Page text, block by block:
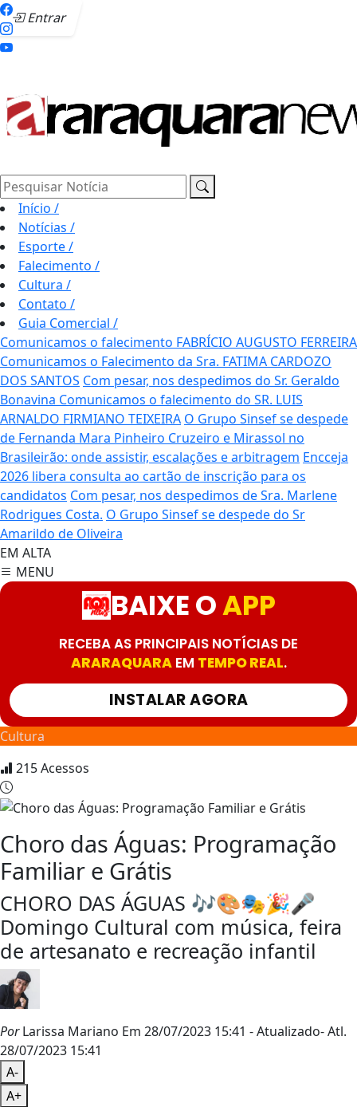
Entrar
Pesquisar Notícia
Início /
Notícias /
Esporte/
Falecimento /
Cultura /
Contato /
Guia Comercial /
Comunicamos o falecimento FABRÍCIO AUGUSTO FERREIRA
Comunicamos o Falecimento da Sra. FATIMA CARDOZO
DOS SANTOS Com pesar, nos despedimos do Sr. Geraldo
Bonavina Comunicamos o falecimento do SR. LUIS
ARNALDO FIRMIANO TEIXEIRA O Grupo Sinsef se despede
de Fernanda Mara Pinheiro Cruzeiro e Mirassol no
Brasileirão: onde assistir, escalações e arbitragem Encceja
2026 libera consulta ao cartão de inscrição para os
candidatos Com pesar, nos despedimos de Sra. Marlene
Rodrigues Costa. O Grupo Sinsef se despede do Sr
Amarildo de Oliveira
EM ALTA
MENU
BAIXE OAPP
RECEBA AS PRINCIPAIS NOTÍCIAS DE
ARARAQUARAEM TEMPO REAL.
INSTALAR AGORA
Cultura
215Acessos
Choro das Águas: Programação
Familiar e Grátis
CHORO DAS ÁGUAS 🎶🎨🎭🎉🎤
Domingo Cultural com música, feira
de artesanato e recreação infantil
PorLarissa Mariano Em 28/07/2023 15:41 - Atualizado- Atl.
28/07/2023 15:41
A-
A+